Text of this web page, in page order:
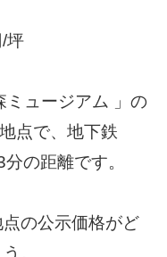
坪
ミュージアム 」の
点で、 地下鉄
分の距離です。
の公示価格がど
。